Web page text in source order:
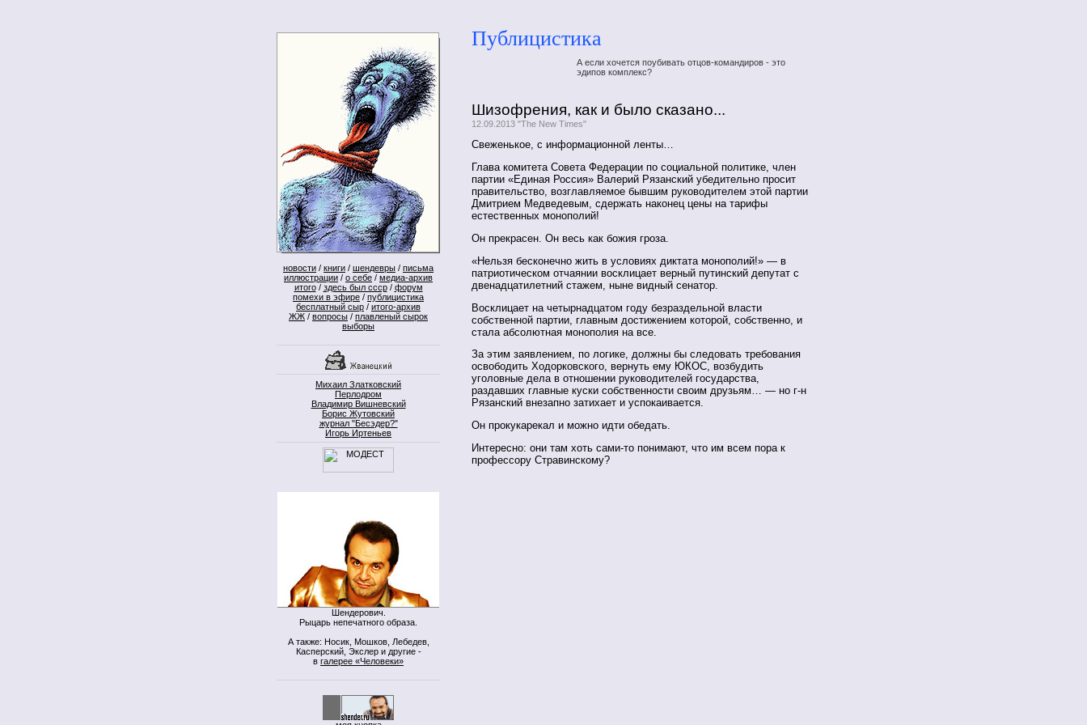
новости / книги / шендевры / письма
иллюстрации / о себе / медиа-архив
итого/ здесь был ссср/ форум
помехи в эфире / публицистика
бесплатный сыр / итого-архив
ЖЖ / вопросы / плавленый сырок
выборы
Михаил Златковский
Перлодром
Владимир Вишневский
Борис Жутовский
журнал "Бесэдер?"
Игорь Иртеньев
Шендерович.
Рыцарь непечатного образа.
А также: Носик, Мошков, Лебедев,
Касперский, Экслер и другие -
в галерее «Человеки»
Публицистика
А если хочется поубивать отцов-командиров - это
эдипов комплекс?
Шизофрения, как и было сказано...
12.09.2013 "The New Times"
Свеженькое, с информационной ленты…
Глава комитета Совета Федерации по социальной политике, член
партии «Единая Россия» Валерий Рязанский убедительно просит
правительство, возглавляемое бывшим руководителем этой партии
Дмитрием Медведевым, сдержать наконец цены на тарифы
естественных монополий!
Он прекрасен. Он весь как божия гроза.
«Нельзя бесконечно жить в условиях диктата монополий!» — в
патриотическом отчаянии восклицает верный путинский депутат с
двенадцатилетний стажем, ныне видный сенатор.
Восклицает на четырнадцатом году безраздельной власти
собственной партии, главным достижением которой, собственно, и
стала абсолютная монополия на все.
За этим заявлением, по логике, должны бы следовать требования
освободить Ходорковского, вернуть ему ЮКОС, возбудить
уголовные дела в отношении руководителей государства,
раздавших главные куски собственности своим друзьям… — но г-н
Рязанский внезапно затихает и успокаивается.
Он прокукарекал и можно идти обедать.
Интересно: они там хоть сами-то понимают, что им всем пора к
профессору Стравинскому?